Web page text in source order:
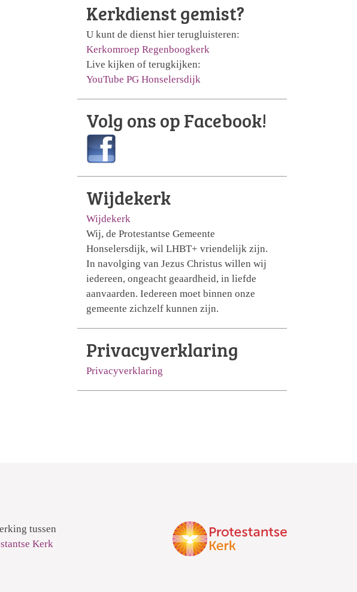
Kerkdienst gemist?
U kunt de dienst hier terugluisteren:
Kerkomroep Regenboogkerk
Live kijken of terugkijken:
YouTube PG Honselersdijk
Volg ons op Facebook!
Wijdekerk
Wijdekerk
Wij, de Protestantse Gemeente
Honselersdijk, wil LHBT+ vriendelijk zijn.
In navolging van Jezus Christus willen wij
iedereen, ongeacht geaardheid, in liefde
aanvaarden. Iedereen moet binnen onze
gemeente zichzelf kunnen zijn.
Privacyverklaring
Privacyverklaring
tussen
Kerk